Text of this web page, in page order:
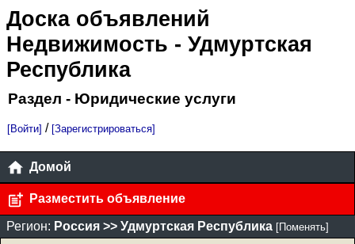
Доска объявлений
Недвижимость - Удмуртская
Республика
Раздел - Юридические услуги
[Войти] / [Зарегистрироваться]
Домой
Разместить объявление
Регион: Россия >> Удмуртская Республика [Поменять]